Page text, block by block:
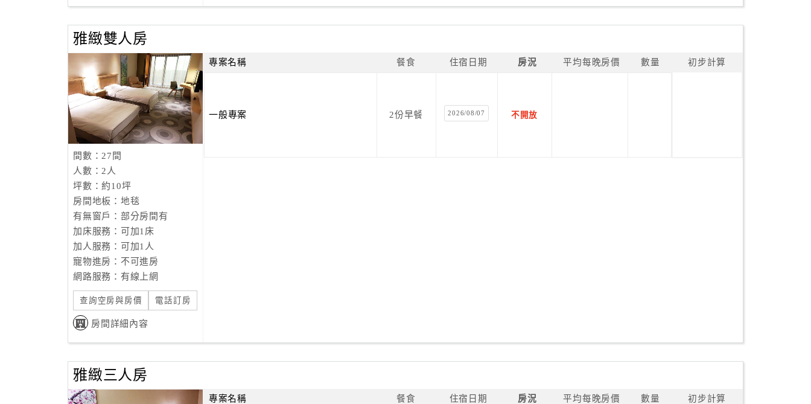
雅緻雙人房
間數：27間
人數：2人
坪數：約10坪
房間地板：地毯
有無窗戶：部分房間有
加床服務：可加1床
加人服務：可加1人
寵物進房：不可進房
網路服務：有線上網
查詢空房與房價 電話訂房
房間詳細內容
專案名稱 餐食 住宿日期 房況 平均每晚房價 數量 初步計算
一般專案 2份早餐 2026/08/07 不開放
雅緻三人房
專案名稱 餐食 住宿日期 房況 平均每晚房價 數量 初步計算